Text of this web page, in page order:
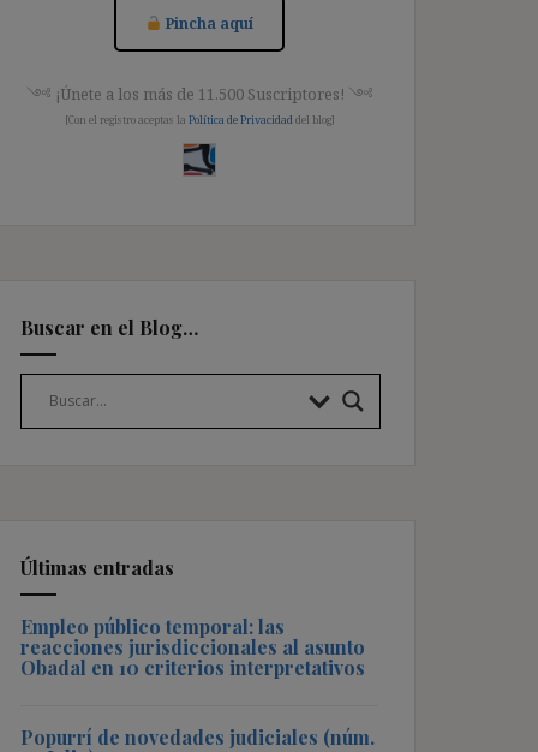
Pincha aquí
༺ ¡Únete a los más de 11.500 Suscriptores! ༺
[Con el registro aceptas la Política de Privacidad del blog]
Buscar en el Blog…
Últimas entradas
Empleo público temporal: las
reacciones jurisdiccionales al asunto
Obadal en 10 criterios interpretativos
Popurrí de novedades judiciales (núm.